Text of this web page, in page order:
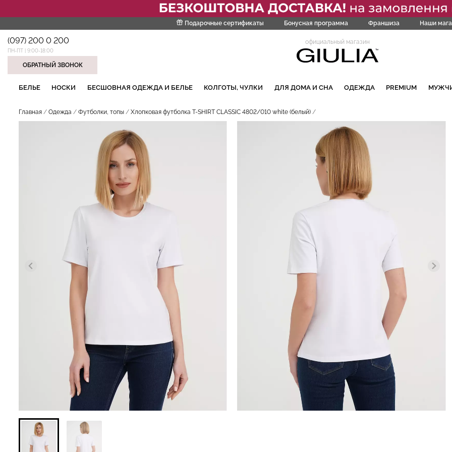
Подарочные сертификаты Бонусная программа Франшиза Наши
(097) 200 0 200
ПН-ПТ | 9:00-18:00
ОБРАТНЫЙ ЗВОНОК
официальный магазин
БЕЛЬЕ НОСКИ БЕСШОВНАЯ ОДЕЖДА И БЕЛЬЕ КОЛГОТЫ, ЧУЛКИ ДЛЯ ДОМА И СНА ОДЕЖДА PREMIUM
Главная Одежда Футболки, топы Хлопковая футболка T-SHIRT CLASSIC 4802/010 white (белый)
НАШИ ТРЕНДОВЫЕ ТОВАРЫ
Бесшовные леггинсы из
микрофибры LEGGINGS 02
(черный) Giulia
552 грн. 789 грн.
Велосипедки с высокой
Giulia
384 грн.
Бесшовные леггинсы
482 грн.689 грн.
Бесшовная
легкой
BRASILIAN
black
258 грн.